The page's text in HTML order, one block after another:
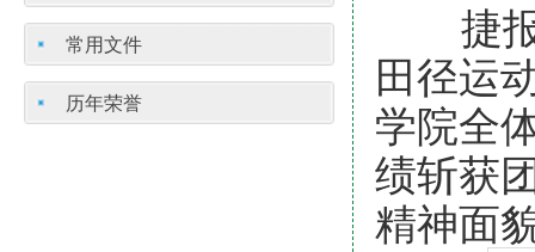
常用文件
历年荣誉
捷报
田径运
学院全
绩斩获
精神面